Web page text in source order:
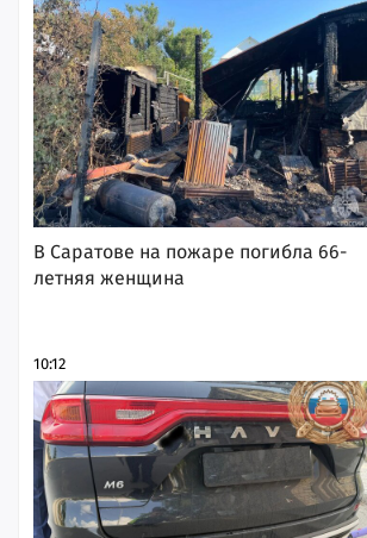
В Саратове на пожаре погибла 66-
летняя женщина
10:12